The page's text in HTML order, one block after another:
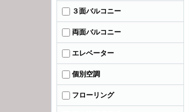
３面バルコニー
両面バルコニー
エレベーター
個別空調
フローリング